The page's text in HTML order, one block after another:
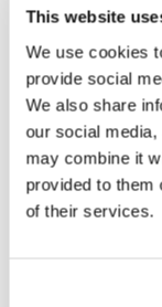
This website
We use cookies
provide social
We also share
our social
may combine it
provided to them
of their services.
SÉLECTIONNEZ LA